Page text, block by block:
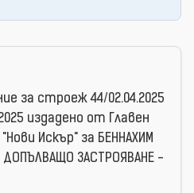
за строеж 44/02.04.2025
издаденo от Главен
Искър" за БЕННАХИМ
ДОПЪЛВАЩО ЗАСТРОЯВАНЕ -